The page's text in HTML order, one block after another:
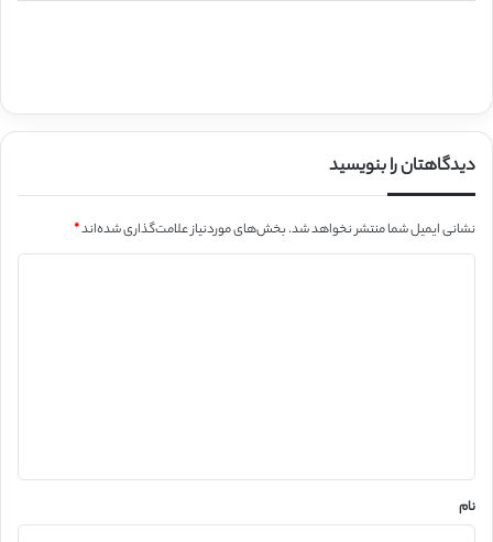
دیدگاهتان را بنویسید
نشانی ایمیل شما منتشر نخواهد شد.بخش‌های موردنیاز علامت‌گذاری شده‌اند*
نام